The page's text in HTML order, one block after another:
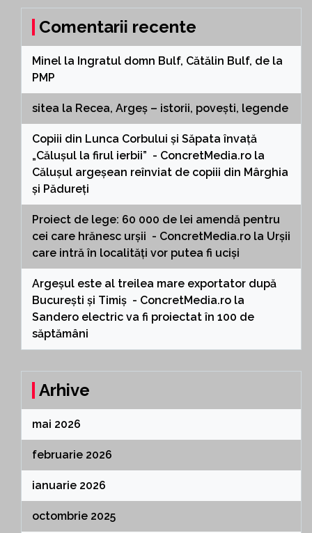
Comentarii recente
Minel la Ingratul domn Bulf, Cătălin Bulf, de la
PMP
sitea la Recea, Argeș – istorii, povești, legende
Copiii din Lunca Corbului și Săpata învață
„Călușul la firul ierbii” - ConcretMedia.ro la
Călușul argeșean reînviat de copiii din Mârghia
și Pădureți
Proiect de lege: 60 000 de lei amendă pentru
cei care hrănesc urșii - ConcretMedia.ro la Urșii
care intră în localități vor putea fi uciși
Argeșul este al treilea mare exportator după
București și Timiș - ConcretMedia.ro la
Sandero electric va fi proiectat în 100 de
săptămâni
Arhive
mai 2026
februarie 2026
ianuarie 2026
octombrie 2025